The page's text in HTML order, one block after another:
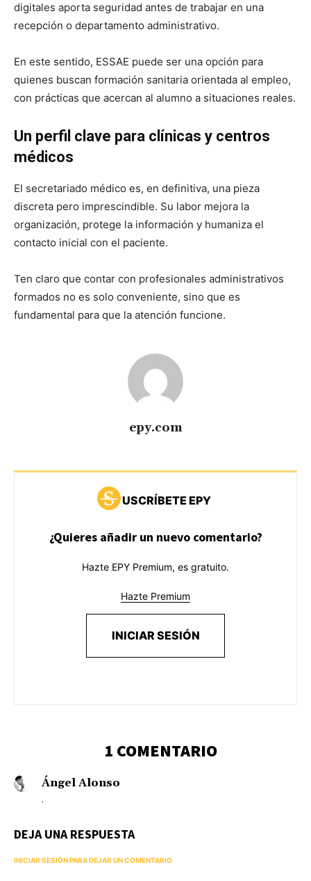
digitales aporta seguridad antes de trabajar en una
recepción o departamento administrativo.
En este sentido, ESSAE puede ser una opción para
quienes buscan formación sanitaria orientada al empleo,
con prácticas que acercan al alumno a situaciones reales.
Un perfil clave para clínicas y centros
médicos
El secretariado médico es, en definitiva, una pieza
discreta pero imprescindible. Su labor mejora la
organización, protege la información y humaniza el
contacto inicial con el paciente.
Ten claro que contar con profesionales administrativos
formados no es solo conveniente, sino que es
fundamental para que la atención funcione.
epy.com
USCRÍBETE EPY
¿Quieres añadir un nuevo comentario?
Hazte EPY Premium, es gratuito.
Hazte Premium
INICIAR SESIÓN
1 COMENTARIO
Ángel Alonso
.
DEJA UNA RESPUESTA
INICIAR SESIÓN PARA DEJAR UN COMENTARIO